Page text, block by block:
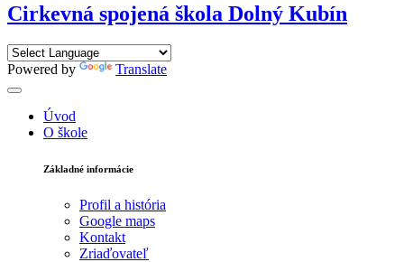
Cirkevná spojená škola Dolný Kubín
Powered by Translate
Úvod
O škole
Základné informácie
Profil a história
Google maps
Kontakt
Zriaďovateľ